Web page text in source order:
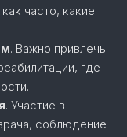
часто, какие
. Важно привлечь
где
. Участие в
соблюдение